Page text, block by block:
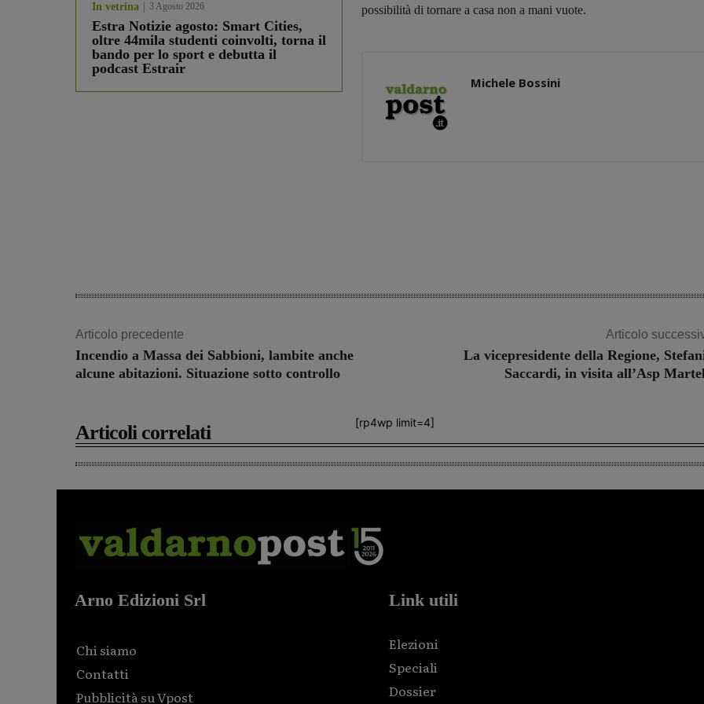
In vetrina 3 Agosto 2026
Estra Notizie agosto: Smart Cities,
oltre 44mila studenti coinvolti, torna il
bando per lo sport e debutta il
podcast Estrair
possibilità di tornare a casa non a mani vuote.
Michele Bossini
Articolo precedente
Incendio a Massa dei Sabbioni, lambite anche
alcune abitazioni. Situazione sotto controllo
Articolo
La vicepresidente della Regione,
Saccardi, in visita all’Asp
[rp4wp limit=4]
Articoli correlati
Arno Edizioni Srl
Chi siamo
Contatti
Pubblicità su Vpost
Link utili
Elezioni
Speciali
Dossier